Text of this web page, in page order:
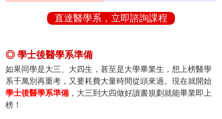
直達醫學系，立即諮詢課程
◎ 學士後醫學系準備
如果同學是大三、大四生，甚至是大學畢業生，想上榜醫學
系千萬別再重考，又要耗費大量時間從頭來過。現在就開始
學士後醫學系準備 ，大三到大四做好讀書規劃就能畢業即上
榜！